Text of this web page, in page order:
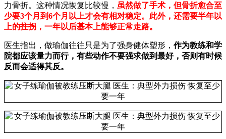
力骨折。这种情况恢复比较慢， 虽然做了手术，但骨折愈合至
少要3个月到6个月以上才会有相对稳定。此外，还需要半年以
上的拄拐，一年以后基本上能够正常走路。
医生指出，做瑜伽往往只是为了强身健体塑形， 作为教练和学
院都应该量力而行，有些动作不要强求做到最好，否则有时候
反而会适得其反。